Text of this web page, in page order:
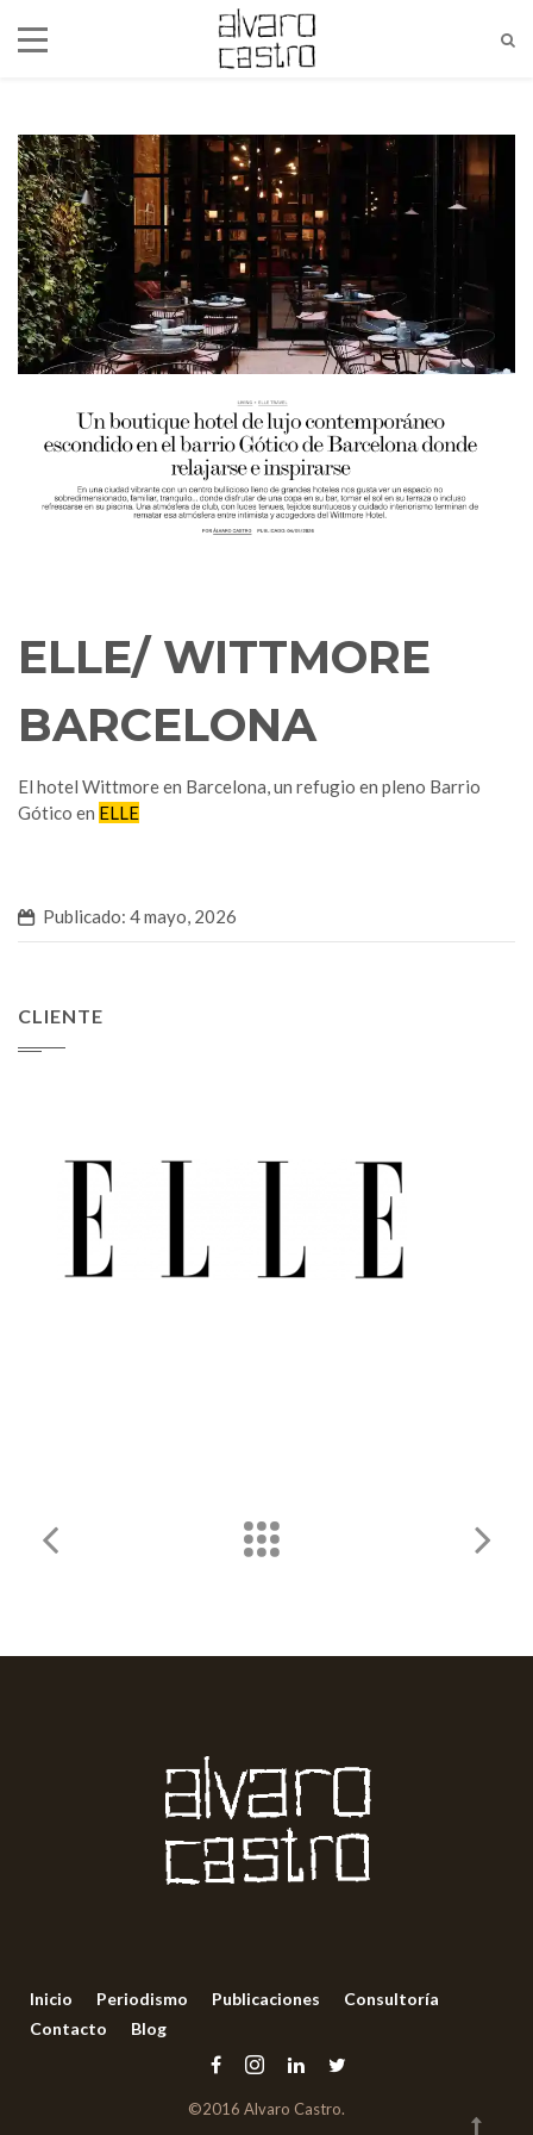
alvaro@alvarocastro.com
ELLE/ WITTMORE
BARCELONA
El hotel Wittmore en Barcelona, un refugio en pleno Barrio
Gótico en ELLE
Publicado: 4 mayo, 2026
CLIENTE
Inicio Periodismo Publicaciones
Consultoría
Contacto
Blog
©2016 Alvaro Castro.